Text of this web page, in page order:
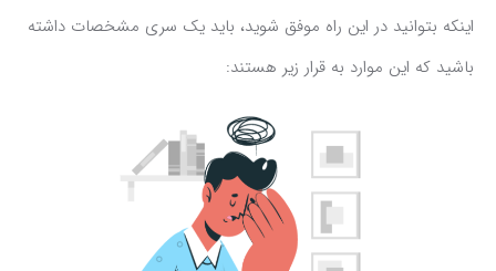
اینکه بتوانید در این راه موفق شوید، باید یک سری مشخصات داشته
باشید که این موارد به قرار زیر هستند: